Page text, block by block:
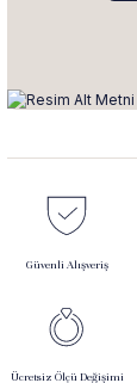
Güvenli Alışveriş
Ücretsiz Ölçü Değişimi